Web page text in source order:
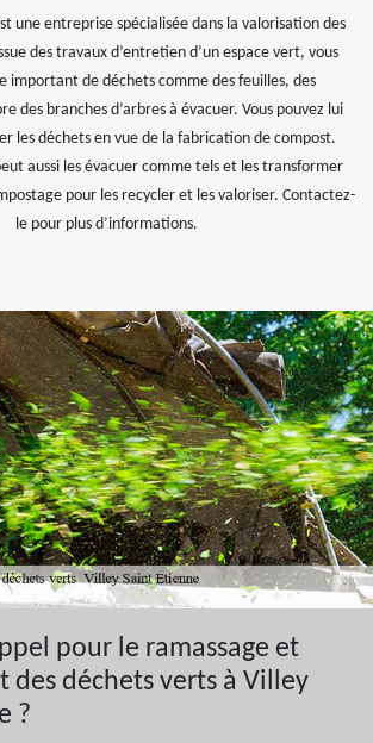
une entreprise spécialisée dans la valorisation des
des travaux d’entretien d’un espace vert, vous
important de déchets comme des feuilles, des
des branches d’arbres à évacuer. Vous pouvez lui
les déchets en vue de la fabrication de compost.
aussi les évacuer comme tels et les transformer
pour les recycler et les valoriser. Contactez-
le pour plus d’informations.
pour le ramassage et
des déchets verts à Villey
?